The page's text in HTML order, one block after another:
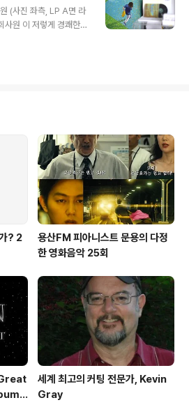
와 DVD 등 감상이 가
약간의 절차가 필요한
는데, 시설이 너무 훌
(사진 좌측, LP A면 라
원 이 저렇게 경쾌한
히 병행하시는, 또한
결정이든 절대 뒤돌아
그 무게가 가벼이 여겨
겐 잘 한 결정이고, 또
스로를 믿습니다. 이런
시는 분들 덕에 가능한 일
? 2
용산FM 피아니스트 문용의 다정
한 영화음악 25회
세계 최고의 커팅 전문가, Kevin
Gray